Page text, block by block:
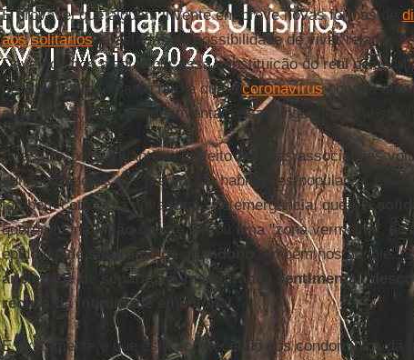
É provável que alguém invente em breve novas formas de
aos solitários, afastadas da possibilidade de viver relações
Devemos nos alegrar por essa substituição do real pelo
de alternativas. Mas o fato é que ocoronavíruschegou
algoritmos, capazes de inventar essas linguagens
E, assim, por enquanto, o prefeitoSala
, as associações
administradores dos prédios de habitações populares,
também com essa nova forma de emergência, que é a
queremos naMilãoque se tornou uma "zona vermelha",
epidemia de
síndrome de abandono
também nos assole.
ansiedade de separação ,insegurança sentimental,
recusa da intimidade emocional.
É exatamente o que está acontecendo nos condomínios da